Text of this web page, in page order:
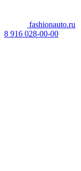
fashionauto.ru
8 916 028-00-00